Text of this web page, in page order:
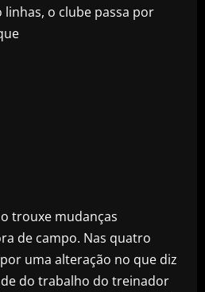
o clube passa por
trouxe mudanças
de campo. Nas quatro
uma alteração no que diz
do trabalho do treinador